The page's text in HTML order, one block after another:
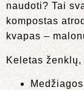
naudoti? Tai
kompostas
kvapas –
Keletas